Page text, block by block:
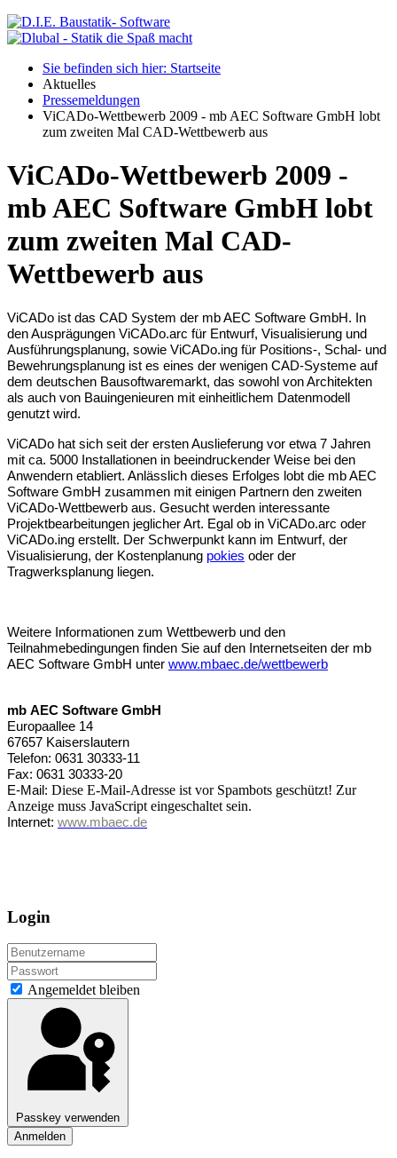
Sie befinden sich hier: Startseite
Aktuelles
Pressemeldungen
ViCADo-Wettbewerb 2009 - mb AEC Software GmbH lobt
zum zweiten Mal CAD-Wettbewerb aus
ViCADo-Wettbewerb 2009 -
mb AEC Software GmbH lobt
zum zweiten Mal CAD-
Wettbewerb aus
ViCADo ist das CAD System der mb AEC Software GmbH. In
den Ausprägungen ViCADo.arc für Entwurf, Visualisierung und
Ausführungsplanung, sowie ViCADo.ing für Positions-, Schal- und
Bewehrungsplanung ist es eines der wenigen CAD-Systeme auf
dem deutschen Bausoftwaremarkt, das sowohl von Architekten
als auch von Bauingenieuren mit einheitlichem Datenmodell
genutzt wird.
ViCADo hat sich seit der ersten Auslieferung vor etwa 7 Jahren
mit ca. 5000 Installationen in beeindruckender Weise bei den
Anwendern etabliert. Anlässlich dieses Erfolges lobt die mb AEC
Software GmbH zusammen mit einigen Partnern den zweiten
ViCADo-Wettbewerb aus. Gesucht werden interessante
Projektbearbeitungen jeglicher Art. Egal ob in ViCADo.arc oder
ViCADo.ing erstellt. Der Schwerpunkt kann im Entwurf, der
Visualisierung, der Kostenplanung pokies oder der
Tragwerksplanung liegen.
Weitere Informationen zum Wettbewerb und den
Teilnahmebedingungen finden Sie auf den Internetseiten der mb
AEC Software GmbH unter www.mbaec.de/wettbewerb
mb AEC Software GmbH
Europaallee 14
67657 Kaiserslautern
Telefon: 0631 30333-11
Fax: 0631 30333-20
E-Mail: Diese E-Mail-Adresse ist vor Spambots geschützt! Zur
Anzeige muss JavaScript eingeschaltet sein.
Internet: www.mbaec.de
Login
Angemeldet bleiben
Passkey verwenden
Anmelden